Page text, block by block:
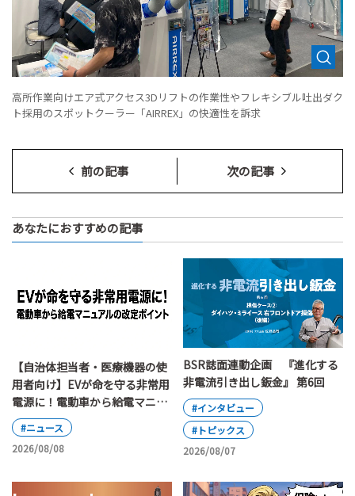
高所作業向けエア式アクセス3Dリフトの作業性やフレキシブル吐出ダク
ト採用のスポットクーラー「AIRREX」の快適性を訴求
前の記事 次の記事
あなたにおすすめの記事
【自治体担当者・医療機器の使
用者向け】EVが命を守る非常用
電源に！電動車から給電マニュ
アルの改定ポイント
#ニュース
2026/08/08
BSR誌面連動企画 『進化する
非電流引き出し鈑金』 第6回
#インタビュー
#トピックス
2026/08/07